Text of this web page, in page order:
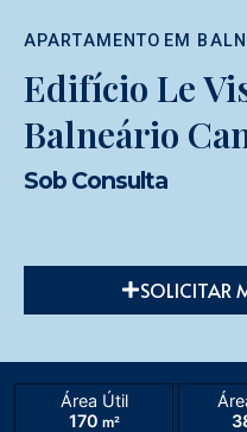
APARTAMENTO EM
Edifício Le
Balneário
Sob Consulta
SOLICITAR
Área Útil
170 m²